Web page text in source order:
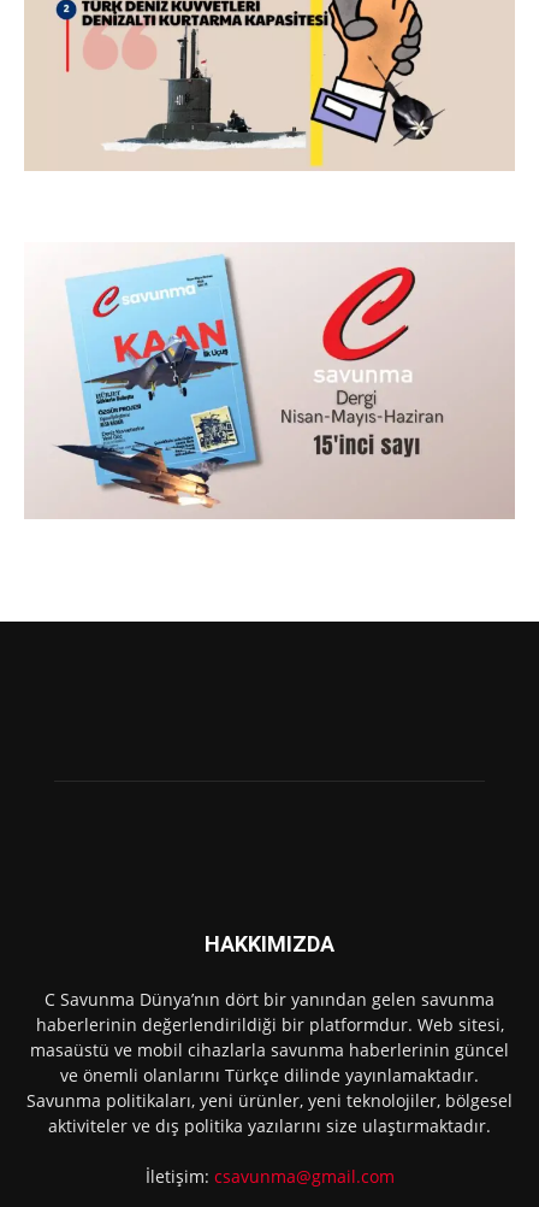
HAKKIMIZDA
C Savunma Dünya’nın dört bir yanından gelen savunma
haberlerinin değerlendirildiği bir platformdur. Web sitesi,
masaüstü ve mobil cihazlarla savunma haberlerinin güncel
ve önemli olanlarını Türkçe dilinde yayınlamaktadır.
Savunma politikaları, yeni ürünler, yeni teknolojiler, bölgesel
aktiviteler ve dış politika yazılarını size ulaştırmaktadır.
İletişim: csavunma@gmail.com